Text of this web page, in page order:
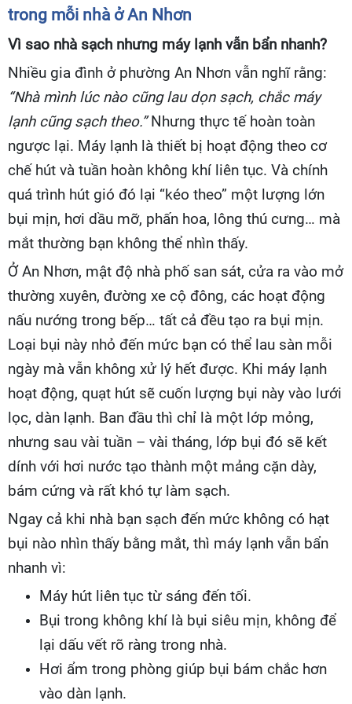
trong mỗi nhà ở An Nhơn
Vì sao nhà sạch nhưng máy lạnh vẫn bẩn nhanh?
Nhiều gia đình ở phường An Nhơn vẫn nghĩ rằng:
“Nhà mình lúc nào cũng lau dọn sạch, chắc máy
lạnh cũng sạch theo.”Nhưng thực tế hoàn toàn
ngược lại. Máy lạnh là thiết bị hoạt động theo cơ
chế hút và tuần hoàn không khí liên tục. Và chính
quá trình hút gió đó lại “kéo theo” một lượng lớn
bụi mịn, hơi dầu mỡ, phấn hoa, lông thú cưng… mà
mắt thường bạn không thể nhìn thấy.
Ở An Nhơn, mật độ nhà phố san sát, cửa ra vào mở
thường xuyên, đường xe cộ đông, các hoạt động
nấu nướng trong bếp… tất cả đều tạo ra bụi mịn.
Loại bụi này nhỏ đến mức bạn có thể lau sàn mỗi
ngày mà vẫn không xử lý hết được. Khi máy lạnh
hoạt động, quạt hút sẽ cuốn lượng bụi này vào lưới
lọc, dàn lạnh. Ban đầu thì chỉ là một lớp mỏng,
nhưng sau vài tuần – vài tháng, lớp bụi đó sẽ kết
dính với hơi nước tạo thành một mảng cặn dày,
bám cứng và rất khó tự làm sạch.
Ngay cả khi nhà bạn sạch đến mức không có hạt
bụi nào nhìn thấy bằng mắt, thì máy lạnh vẫn bẩn
nhanh vì:
Máy hút liên tục từ sáng đến tối.
Bụi trong không khí là bụi siêu mịn, không để
lại dấu vết rõ ràng trong nhà.
Hơi ẩm trong phòng giúp bụi bám chắc hơn
vào dàn lạnh.